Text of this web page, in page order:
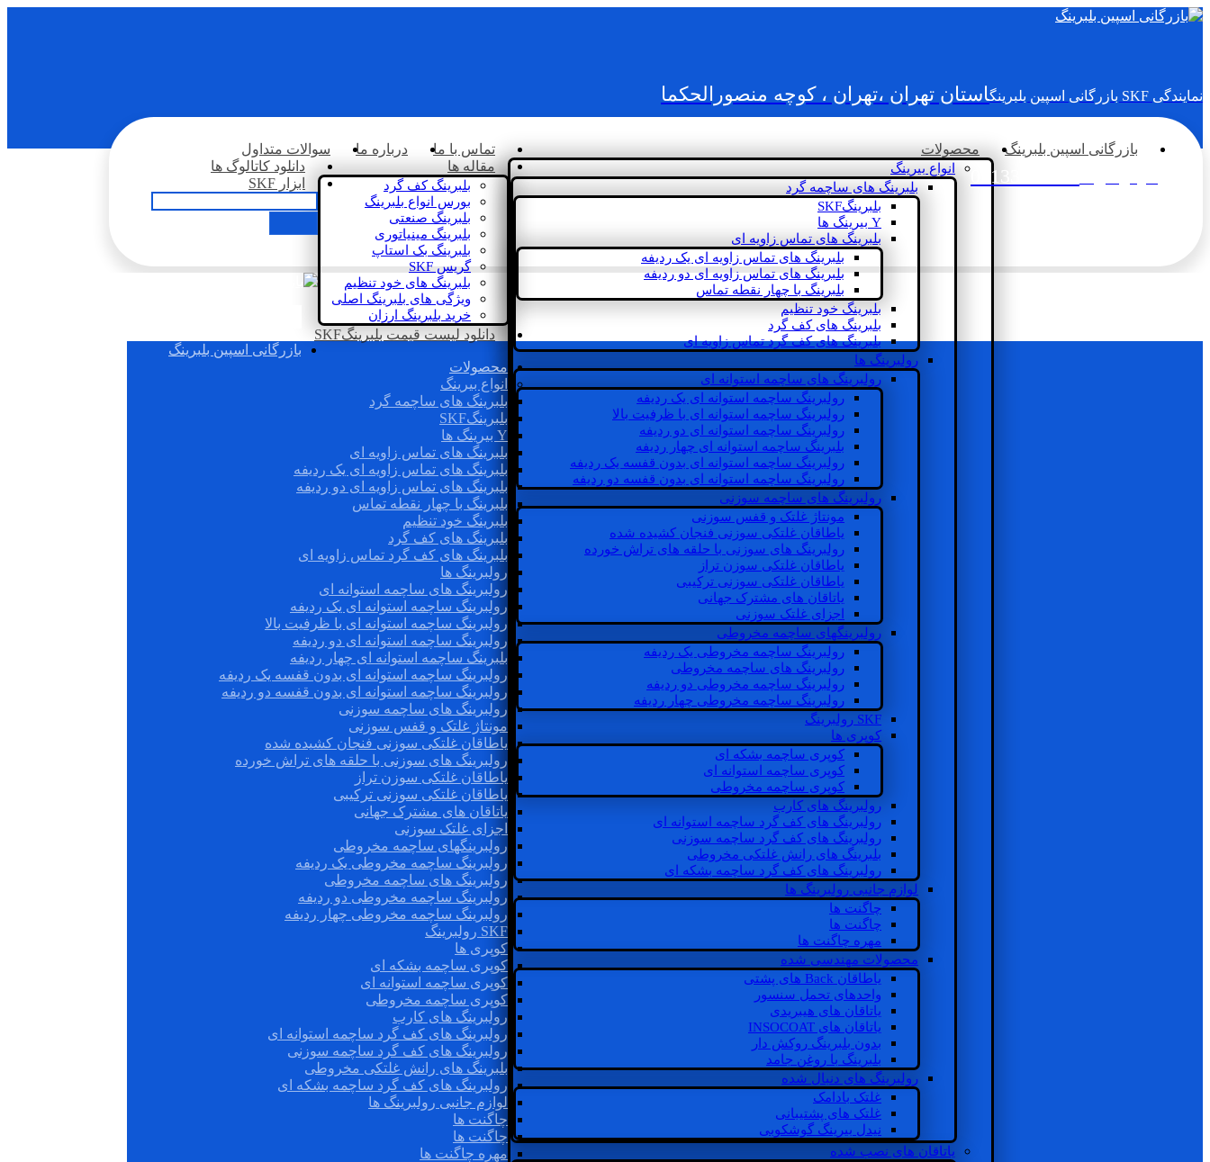
نمایندگی SKF بازرگانی اسپین بلبرینگ استان تهران ،تهران ، کوچه منصورالحکما
02133936833
بازرگانی اسپین بلبرینگ محصولات
انواع بیرینگ
بلبرینگ های ساچمه گرد
بلبرینگSKF
Y بیرینگ ها
بلبرینگ های تماس زاویه ای
بلبرینگ های تماس زاویه ای یک ردیفه
بلبرینگ های تماس زاویه ای دو ردیفه
بلبرینگ با چهار نقطه تماس
بلبرینگ خود تنظیم
بلبرینگ های کف گرد
بلبرینگ های کف گرد تماس زاویه ای
رولبرینگ ها
رولبرینگ های ساچمه استوانه ای
رولبرینگ ساچمه استوانه ای یک ردیفه
رولبرینگ ساچمه استوانه ای با ظرفیت بالا
رولبرینگ ساچمه استوانه ای دو ردیفه
بلبرینگ ساچمه استوانه ای چهار ردیفه
رولبرینگ ساچمه استوانه ای بدون قفسه یک ردیفه
رولبرینگ ساچمه استوانه ای بدون قفسه دو ردیفه
رولبرینگ های ساچمه سوزنی
مونتاژ غلتک و قفس سوزنی
یاطاقان غلتکی سوزنی فنجان کشیده شده
رولبرینگ های سوزنی با حلقه های تراش خورده
یاطاقان غلتکی سوزن تراز
یاطاقان غلتکی سوزنی ترکیبی
یاتاقان های مشترک جهانی
اجزای غلتک سوزنی
رولبرینگهای ساچمه مخروطی
رولبرینگ ساچمه مخروطی یک ردیفه
رولبرینگ های ساچمه مخروطی
رولبرینگ ساچمه مخروطی دو ردیفه
رولبرینگ ساچمه مخروطی چهار ردیفه
SKF رولبرینگ
کوپری ها
کوپری ساچمه بشکه ای
کوپری ساچمه استوانه ای
کوپری ساچمه مخروطی
رولبرینگ های کارب
رولبرینگ های کف گرد ساچمه استوانه ای
رولبرینگ های کف گرد ساچمه سوزنی
بلبرینگ های رانش غلتکی مخروطی
رولبرینگ های کف گرد ساچمه بشکه ای
لوازم جانبی رولبرینگ ها
چاگنت ها
چاگنت ها
مهره چاگنت ها
محصولات مهندسی شده
یاطاقان Back های پشتی
واحدهای تحمل سنسور
یاتاقان های هیبریدی
یاتاقان های INSOCOAT
بدون بلبرینگ روکش دار
بلبرینگ با روغن جامد
رولبرینگ های دنبال شده
غلتک بادامک
غلتک های پشتیبانی
نیدل بیرینگ گوشکوبی
یاتاقان های نصب شده
تماس با ما درباره ما
سوالات متداول
مقاله ها
بلبرینگ کف گرد
بورس انواع بلبرینگ
بلبرینگ صنعتی
بلبرینگ مینیاتوری
بلبرینگ بک استاپ
گریس SKF
بلبرینگ های خود تنظیم
ویژگی های بلبرینگ اصلی
خرید بلبرینگ ارزان
دانلود کاتالوگ ها
ابزار SKF
دانلود لیست قیمت بلبرینگSKF
بازرگانی اسپین بلبرینگ
محصولات
انواع بیرینگ
بلبرینگ های ساچمه گرد
بلبرینگSKF
Y بیرینگ ها
بلبرینگ های تماس زاویه ای
بلبرینگ های تماس زاویه ای یک ردیفه
بلبرینگ های تماس زاویه ای دو ردیفه
بلبرینگ با چهار نقطه تماس
بلبرینگ خود تنظیم
بلبرینگ های کف گرد
بلبرینگ های کف گرد تماس زاویه ای
رولبرینگ ها
رولبرینگ های ساچمه استوانه ای
رولبرینگ ساچمه استوانه ای یک ردیفه
رولبرینگ ساچمه استوانه ای با ظرفیت بالا
رولبرینگ ساچمه استوانه ای دو ردیفه
بلبرینگ ساچمه استوانه ای چهار ردیفه
رولبرینگ ساچمه استوانه ای بدون قفسه یک ردیفه
رولبرینگ ساچمه استوانه ای بدون قفسه دو ردیفه
رولبرینگ های ساچمه سوزنی
مونتاژ غلتک و قفس سوزنی
یاطاقان غلتکی سوزنی فنجان کشیده شده
رولبرینگ های سوزنی با حلقه های تراش خورده
یاطاقان غلتکی سوزن تراز
یاطاقان غلتکی سوزنی ترکیبی
یاتاقان های مشترک جهانی
اجزای غلتک سوزنی
رولبرینگهای ساچمه مخروطی
رولبرینگ ساچمه مخروطی یک ردیفه
رولبرینگ های ساچمه مخروطی
رولبرینگ ساچمه مخروطی دو ردیفه
رولبرینگ ساچمه مخروطی چهار ردیفه
SKF رولبرینگ
کوپری ها
کوپری ساچمه بشکه ای
کوپری ساچمه استوانه ای
کوپری ساچمه مخروطی
رولبرینگ های کارب
رولبرینگ های کف گرد ساچمه استوانه ای
رولبرینگ های کف گرد ساچمه سوزنی
بلبرینگ های رانش غلتکی مخروطی
رولبرینگ های کف گرد ساچمه بشکه ای
لوازم جانبی رولبرینگ ها
چاگنت ها
چاگنت ها
مهره چاگنت ها